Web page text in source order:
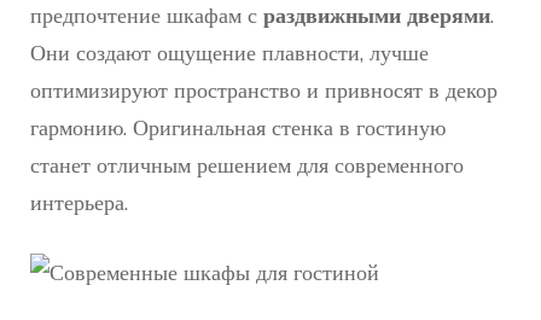
предпочтение шкафам с раздвижными дверями.
Они создают ощущение плавности, лучше
оптимизируют пространство и привносят в декор
гармонию. Оригинальная стенка в гостиную
станет отличным решением для современного
интерьера.